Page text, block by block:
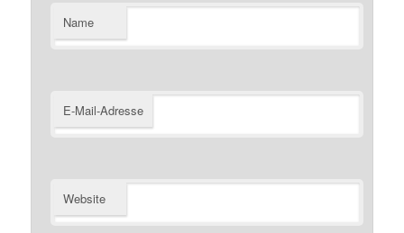
Name
E-Mail-Adresse
Website